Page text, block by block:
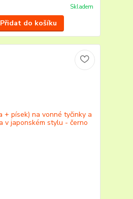
Skladem
Přidat do košíku